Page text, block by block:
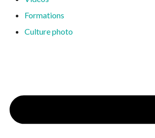
Formations
Culture photo